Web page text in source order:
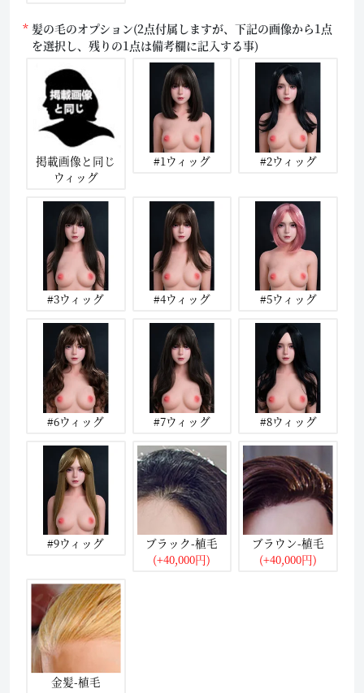
髪の毛のオプション(2点付属しますが、下記の画像から1点
を選択し、残りの1点は備考欄に記入する事)
掲載画像と同じ
ウィッグ
#1ウィッグ #2ウィッグ
#3ウィッグ #4ウィッグ #5ウィッグ
#6ウィッグ #7ウィッグ #8ウィッグ
#9ウィッグ
ブラック-植毛
(+40,000円)
ブラウン-植毛
(+40,000円)
金髪-植毛